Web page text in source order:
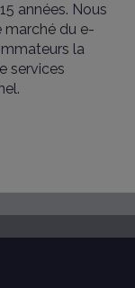
années. Nous
marché du e-
la
services